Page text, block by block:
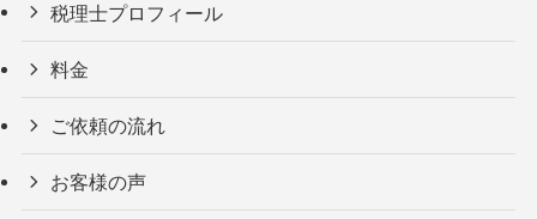
税理士プロフィール
料金
ご依頼の流れ
お客様の声